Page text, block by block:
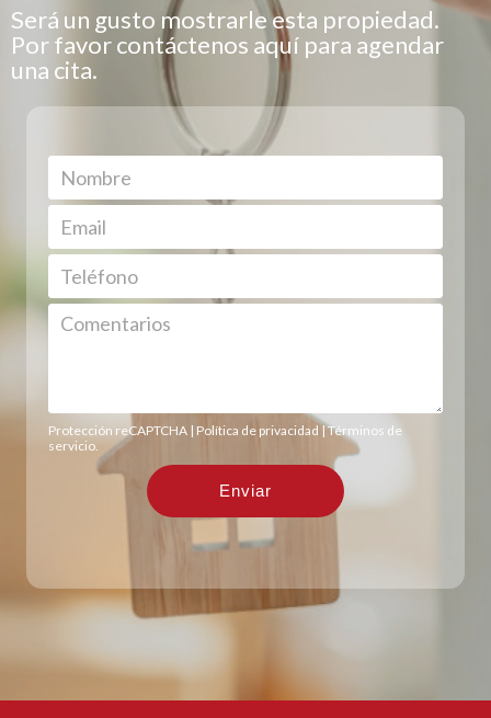
Será un gusto mostrarle esta propiedad.
Por favor contáctenos aquí para agendar
una cita.
Protección reCAPTCHA | Política de privacidad |Términos de
servicio